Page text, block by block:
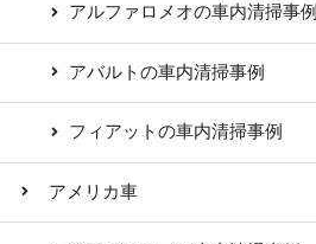
アルファロメオの車内清掃事例
アバルトの車内清掃事例
フィアットの車内清掃事例
アメリカ車